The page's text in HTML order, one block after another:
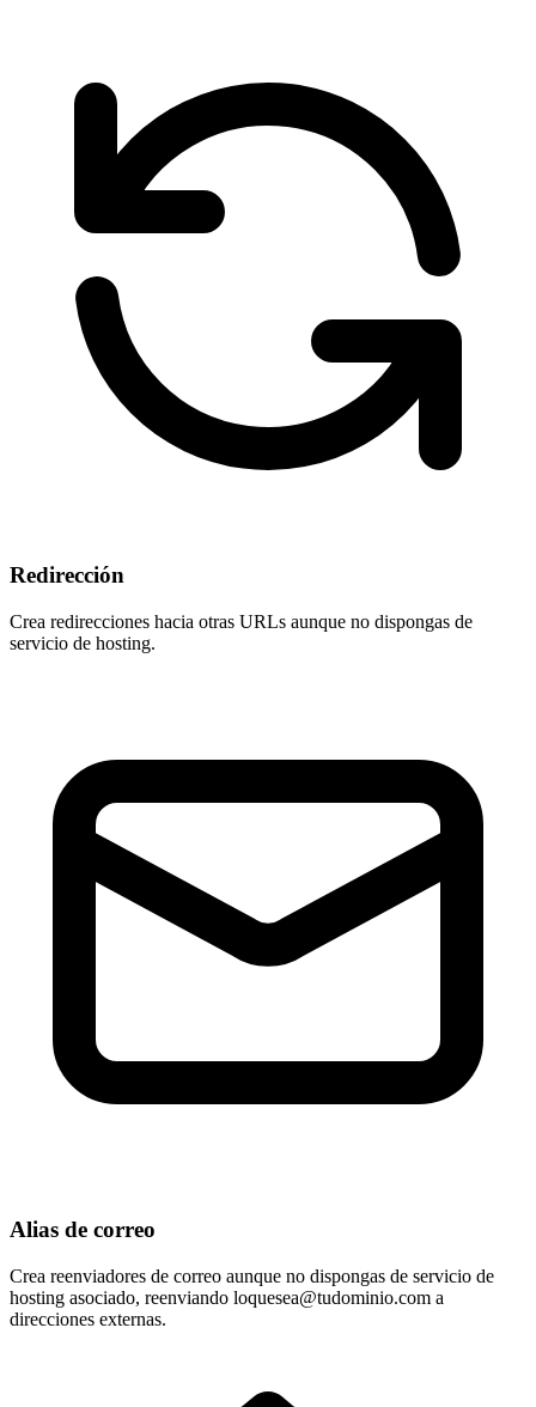
Redirección
Crea redirecciones hacia otras URLs aunque no dispongas de
servicio de hosting.
Alias de correo
Crea reenviadores de correo aunque no dispongas de servicio de
hosting asociado, reenviando loquesea@tudominio.com a
direcciones externas.